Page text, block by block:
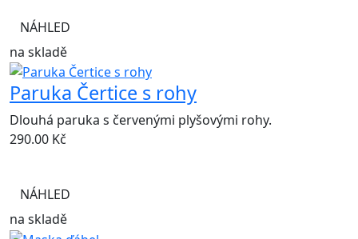
NÁHLED
na skladě
Paruka Čertice s rohy
Dlouhá paruka s červenými plyšovými rohy.
290.00 Kč
NÁHLED
na skladě